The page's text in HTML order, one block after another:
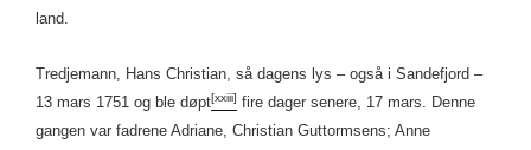
land.
Tredjemann, Hans Christian, så dagens lys – også i Sandefjord –
13 mars 1751 og ble døpt[xxiii] fire dager senere, 17 mars. Denne
gangen var fadrene Adriane, Christian Guttormsens; Anne